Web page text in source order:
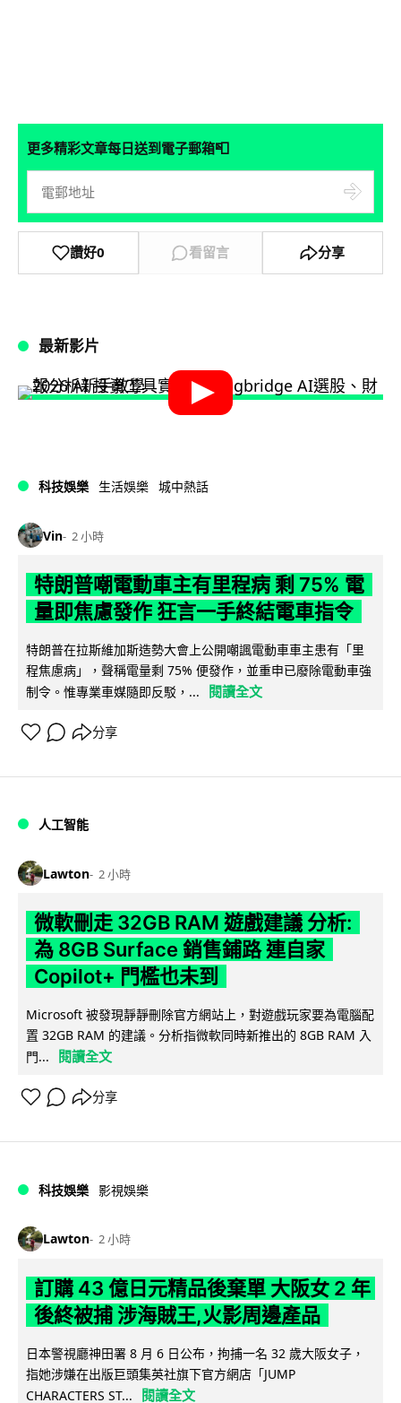
更多精彩文章每日送到電子郵箱📮
讚好0 看留言 分享
最新影片
科技娛樂 生活娛樂 城中熱話
Vin 2 小時
特朗普嘲電動車主有里程病 剩 75% 電
量即焦慮發作 狂言一手終結電車指令
特朗普在拉斯維加斯造勢大會上公開嘲諷電動車車主患有「里
程焦慮病」，聲稱電量剩 75% 便發作，並重申已廢除電動車強
制令。惟專業車媒隨即反駁，...
閱讀全文
分享
人工智能
Lawton 2 小時
微軟刪走 32GB RAM 遊戲建議 分析:
為 8GB Surface 銷售鋪路 連自家
Copilot+ 門檻也未到
Microsoft 被發現靜靜刪除官方網站上，對遊戲玩家要為電腦配
置 32GB RAM 的建議。分析指微軟同時新推出的 8GB RAM 入
門...
閱讀全文
分享
科技娛樂 影視娛樂
Lawton 2 小時
訂購 43 億日元精品後棄單 大阪女 2 年
後終被捕 涉海賊王,火影周邊產品
日本警視廳神田署 8 月 6 日公布，拘捕一名 32 歲大阪女子，
指她涉嫌在出版巨頭集英社旗下官方網店「JUMP
CHARACTERS ST...
閱讀全文